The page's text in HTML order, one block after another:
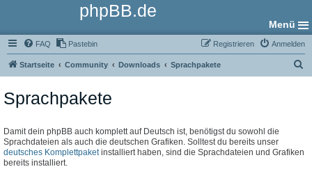
phpBB.de
Menü
FAQ Pastebin Anmelden
Registrieren
Startseite Community Downloads Sprachpakete
Sprachpakete
Damit dein phpBB auch komplett auf Deutsch ist, benötigst du sowohl die
Sprachdateien als auch die deutschen Grafiken. Solltest du bereits unser
deutsches Komplettpaketinstalliert haben, sind die Sprachdateien und Grafiken
bereits installiert.